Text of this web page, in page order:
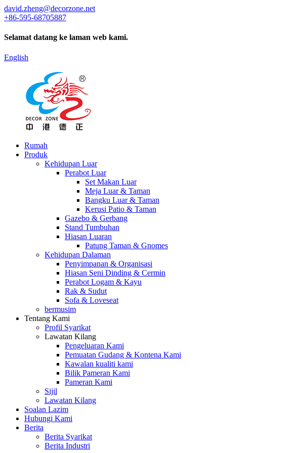
david.zheng@decorzone.net
+86-595-68705887
Selamat datang ke laman web kami.
English
Rumah
Produk
Kehidupan Luar
Perabot Luar
Set Makan Luar
Meja Luar & Taman
Bangku Luar & Taman
Kerusi Patio & Taman
Gazebo & Gerbang
Stand Tumbuhan
Hiasan Luaran
Patung Taman & Gnomes
Kehidupan Dalaman
Penyimpanan & Organisasi
Hiasan Seni Dinding & Cermin
Perabot Logam & Kayu
Rak & Sudut
Sofa & Loveseat
bermusim
Tentang Kami
Profil Syarikat
Lawatan Kilang
Pengeluaran Kami
Pemuatan Gudang & Kontena Kami
Kawalan kualiti kami
Bilik Pameran Kami
Pameran Kami
Sijil
Lawatan Kilang
Soalan Lazim
Hubungi Kami
Berita
Berita Syarikat
Berita Industri